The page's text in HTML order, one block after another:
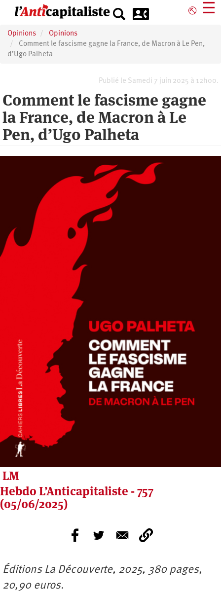
principal
⎋ ☰
Opinions
Opinions
Comment le fascisme gagne la France, de Macron à Le Pen,
d’Ugo Palheta
Publié le Samedi 7 juin 2025 à 12h00.
Comment le fascisme gagne
la France, de Macron à Le
Pen, d’Ugo Palheta
LM
Hebdo L’Anticapitaliste - 757
(05/06/2025)
Éditions La Découverte, 2025, 380 pages,
20,90 euros.